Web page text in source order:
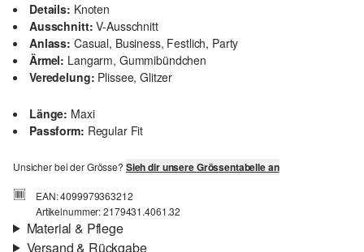
Details: Knoten
Ausschnitt: V-Ausschnitt
Anlass: Casual, Business, Festlich, Party
Ärmel: Langarm, Gummibündchen
Veredelung: Plissee, Glitzer
Länge: Maxi
Passform: Regular Fit
Unsicher bei der Grösse? Sieh dir unsere Grössentabelle an
EAN: 4099979363212
Artikelnummer: 2179431.4061.32
Material & Pflege
Versand & Rückgabe